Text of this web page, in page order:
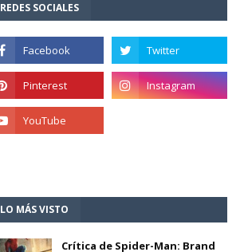
REDES SOCIALES
LO MÁS VISTO
Crítica de Spider-Man: Brand